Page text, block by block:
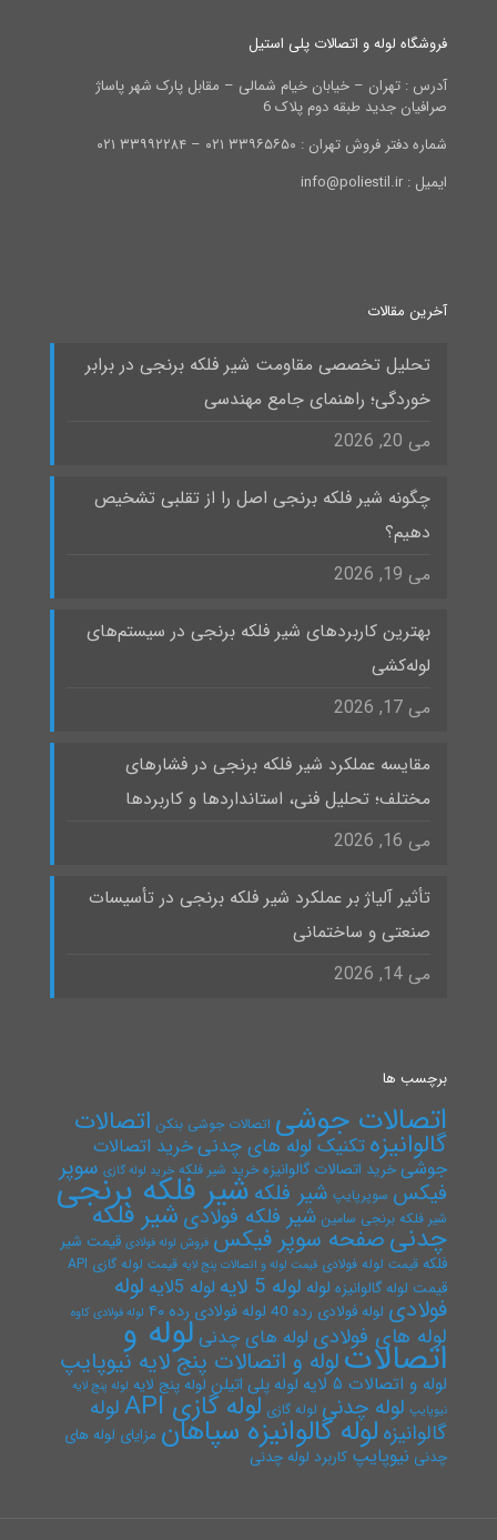
فروشگاه لوله و اتصالات پلی استیل
آدرس : تهران – خیابان خیام شمالی – مقابل پارک شهر پاساژ
صرافیان جدید طبقه دوم پلاک 6
شماره دفتر فروش تهران : ۳۳۹۶۵۶۵۰ ۰۲۱ – ۳۳۹۹۲۲۸۴ ۰۲۱
ایمیل : info@poliestil.ir
آخرین مقالات
تحلیل تخصصی مقاومت شیر فلکه برنجی در برابر
خوردگی؛ راهنمای جامع مهندسی
می 20, 2026
چگونه شیر فلکه برنجی اصل را از تقلبی تشخیص
دهیم؟
می 19, 2026
بهترین کاربردهای شیر فلکه برنجی در سیستم‌های
لوله‌کشی
می 17, 2026
مقایسه عملکرد شیر فلکه برنجی در فشارهای
مختلف؛ تحلیل فنی، استانداردها و کاربردها
می 16, 2026
تأثیر آلیاژ بر عملکرد شیر فلکه برنجی در تأسیسات
صنعتی و ساختمانی
می 14, 2026
برچسب ها
اتصالات جوشی اتصالات جوشی بنکن اتصالات
گالوانیزهتکنیک لوله های چدنیخرید اتصالات
جوشیخرید اتصالات گالوانیزه خرید شیر فلکه خرید لوله گازی سوپر
فیکس سوپرپایپ شیر فلکه شیر فلکه برنجی
شیر فلکه برنجی سامین شیر فلکه فولادی شیر فلکه
چدنیصفحه سوپر فیکس فروش لوله فولادی قیمت شیر
فلکه قیمت لوله فولادی قیمت لوله و اتصالات پنج لایه قیمت لوله گازی API
قیمت لوله گالوانیزه لوله لوله 5 لایه لوله 5لایه لوله
فولادی لوله فولادی رده 40 لوله فولادی رده ۴۰ لوله فولادی کاوه
لوله های فولادی لوله های چدنی لوله و اتصالاتلوله و اتصالات پنج لایه نیوپایپ
لوله و اتصالات ۵ لایه لوله پلی اتیلن لوله پنج لایه لوله پنج لایه
نیوپایپ لوله چدنی لوله گازی لوله گازی API لوله
گالوانیزه لوله گالوانیزه سپاهان مزایای لوله های
چدنی نیوپایپ کاربرد لوله چدنی